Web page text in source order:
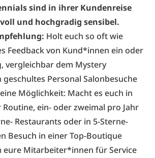
sind in ihrer Kundenreise
und hochgradig sensibel.
Holt euch so oft wie
Feedback von Kund*innen ein oder
vergleichbar dem Mystery
Personal Salonbesuche
Möglichkeit: Macht es euch in
ein- oder zweimal pro Jahr
Restaurants oder in 5-Sterne-
Besuch in einer Top-Boutique
eure Mitarbeiter*innen für Service